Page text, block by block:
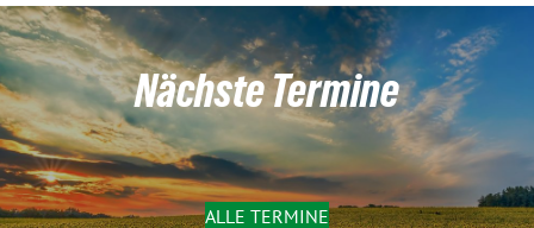
Nächste Termine
ALLE TERMINE